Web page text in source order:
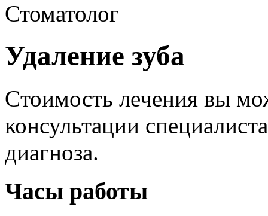
Стоматолог
Удаление зуба
Cтоимость лечения вы
консультации
диагноза.
Часы работы